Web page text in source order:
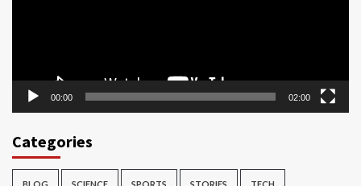
00:00 02:00
Categories